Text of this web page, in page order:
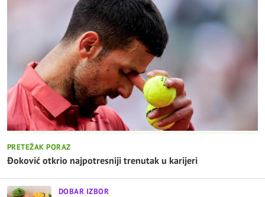
PRETEŽAK PORAZ
Đoković otkrio najpotresniji trenutak u karijeri
DOBAR IZBOR